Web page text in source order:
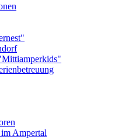
Ampertal